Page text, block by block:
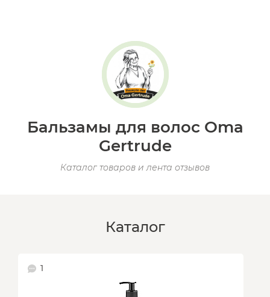
Бальзамы для волос Oma
Gertrude
Каталог товаров и лента отзывов
Каталог
1